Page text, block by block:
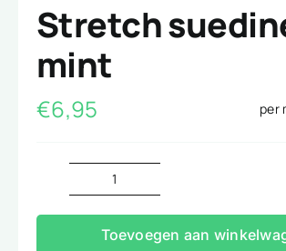
Stretch
mint
€6,95 per
Stretch
suedine
mint
Toevoegen aan